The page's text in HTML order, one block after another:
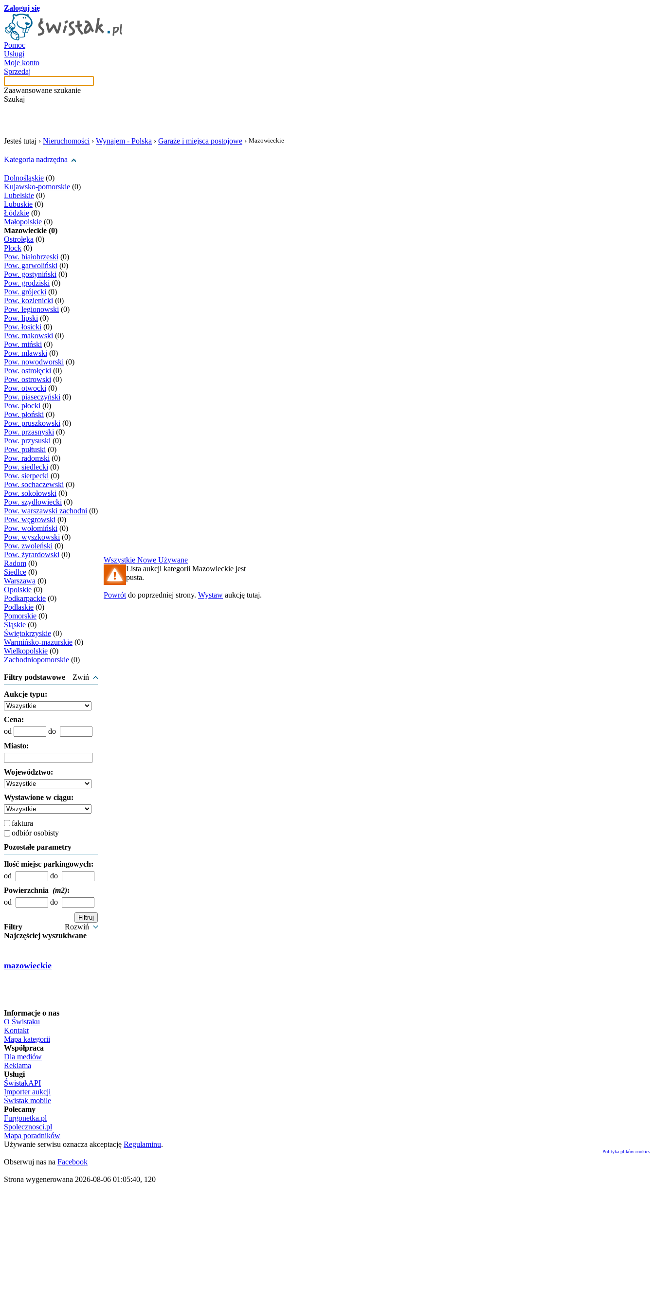
Zaloguj się
Pomoc
Usługi
Moje konto
Sprzedaj
Zaawansowane szukanie
Szukaj
Jesteś tutaj › Nieruchomości › Wynajem - Polska › Garaże i miejsca postojowe › Mazowieckie
Kategoria nadrzędna
Dolnośląskie (0)
Kujawsko-pomorskie (0)
Lubelskie (0)
Lubuskie (0)
Łódzkie (0)
Małopolskie (0)
Mazowieckie (0)
Ostrołęka (0)
Płock (0)
Pow. białobrzeski (0)
Pow. garwoliński (0)
Pow. gostyniński (0)
Pow. grodziski (0)
Pow. grójecki (0)
Pow. kozienicki (0)
Pow. legionowski (0)
Pow. lipski (0)
Pow. łosicki (0)
Pow. makowski (0)
Pow. miński (0)
Pow. mławski (0)
Pow. nowodworski (0)
Pow. ostrołęcki (0)
Pow. ostrowski (0)
Pow. otwocki (0)
Pow. piaseczyński (0)
Pow. płocki (0)
Pow. płoński (0)
Pow. pruszkowski (0)
Pow. przasnyski (0)
Pow. przysuski (0)
Pow. pułtuski (0)
Pow. radomski (0)
Pow. siedlecki (0)
Pow. sierpecki (0)
Pow. sochaczewski (0)
Pow. sokołowski (0)
Pow. szydłowiecki (0)
Pow. warszawski zachodni (0)
Pow. węgrowski (0)
Pow. wołomiński (0)
Pow. wyszkowski (0)
Pow. zwoleński (0)
Pow. żyrardowski (0)
Radom (0)
Siedlce (0)
Warszawa (0)
Opolskie (0)
Podkarpackie (0)
Podlaskie (0)
Pomorskie (0)
Śląskie (0)
Świętokrzyskie (0)
Warmińsko-mazurskie (0)
Wielkopolskie (0)
Zachodniopomorskie (0)
Filtry podstawowe Zwiń
Aukcje typu:
Cena:
od
do
Miasto:
Województwo:
Wystawione w ciągu:
faktura
odbiór osobisty
Pozostałe parametry
Ilość miejsc parkingowych:
od
do
Powierzchnia (m2):
od
do
Filtry
Rozwiń
Najczęściej wyszukiwane
mazowieckie
Wszystkie Nowe Używane
Lista aukcji kategorii Mazowieckie jest
pusta.
Powrót do poprzedniej strony. Wystaw aukcję tutaj.
Informacje o nas
O Świstaku
Kontakt
Mapa kategorii
Współpraca
Dla mediów
Reklama
Usługi
ŚwistakAPI
Importer aukcji
Świstak mobile
Polecamy
Furgonetka.pl
Spolecznosci.pl
Mapa poradników
Używanie serwisu oznacza akceptację Regulaminu.
Polityka plików cookies
Obserwuj nas na Facebook
Strona wygenerowana 2026-08-06 01:05:40, 120